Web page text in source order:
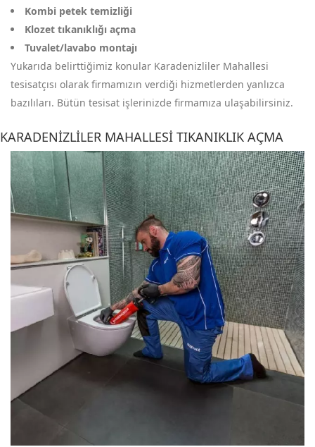
Kombi petek temizliği
Klozet tıkanıklığı açma
Tuvalet/lavabo montajı
Yukarıda belirttiğimiz konular Karadenizliler Mahallesi
tesisatçısı olarak firmamızın verdiği hizmetlerden yanlızca
bazılıları. Bütün tesisat işlerinizde firmamıza ulaşabilirsiniz.
KARADENIZLILER MAHALLESI TIKANIKLIK AÇMA